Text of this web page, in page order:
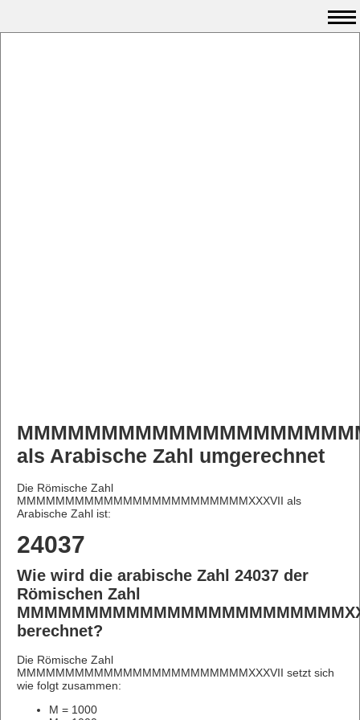
als Arabische Zahl umgerechnet
Die Römische Zahl
MMMMMMMMMMMMMMMMMMMMMMMMXXXVII als
Arabische Zahl ist:
24037
Wie wird die arabische Zahl 24037 der
Römischen Zahl
berechnet?
Die Römische Zahl
MMMMMMMMMMMMMMMMMMMMMMMMXXXVII setzt sich
wie folgt zusammen:
M = 1000